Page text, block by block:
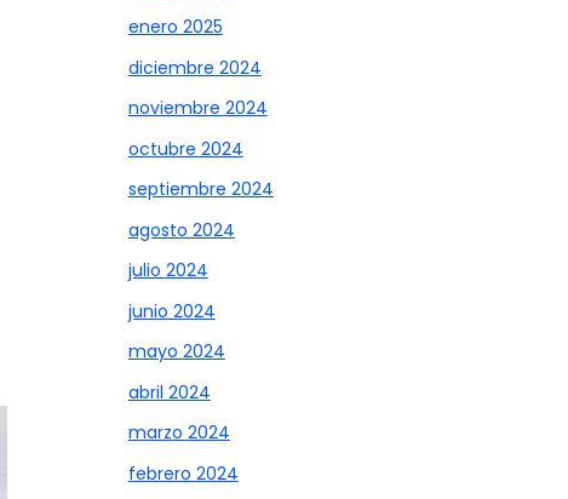
enero 2025
diciembre 2024
noviembre 2024
octubre 2024
septiembre 2024
agosto 2024
julio 2024
junio 2024
mayo 2024
abril 2024
marzo 2024
febrero 2024